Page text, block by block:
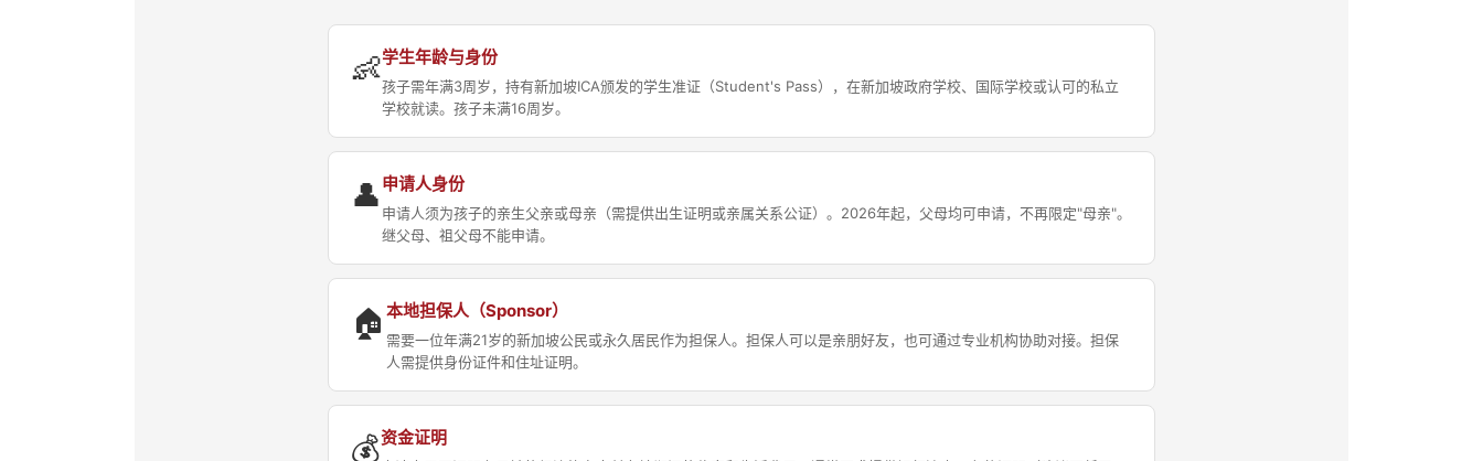
👶学生年龄与身份
孩子需年满3周岁，持有新加坡ICA颁发的学生准证（Student's Pass），在新加坡政府学校、国际学校或认可的私立
学校就读。孩子未满16周岁。
👤 申请人身份
申请人须为孩子的亲生父亲或母亲（需提供出生证明或亲属关系公证）。2026年起，父母均可申请，不再限定"母亲"。
继父母、祖父母不能申请。
🏠 本地担保人（Sponsor）
需要一位年满21岁的新加坡公民或永久居民作为担保人。担保人可以是亲朋好友，也可通过专业机构协助对接。担保
人需提供身份证件和住址证明。
💰资金证明